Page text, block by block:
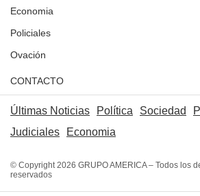
Economia
Policiales
Ovación
CONTACTO
Últimas Noticias Política Sociedad
Judiciales
Economia
© Copyright 2026 GRUPO AMERICA – Todos los
reservados